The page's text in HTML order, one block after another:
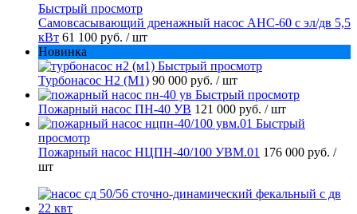
Быстрый просмотр
Самовсасывающий дренажный насос АНС-60 с эл/дв 5,5
кВт 61 100 руб. / шт
Новинка
Быстрый просмотр
Турбонасос Н2 (М1) 90 000 руб. / шт
Быстрый просмотр
Пожарный насос ПН-40 УВ 121 000 руб. / шт
Быстрый
просмотр
Пожарный насос НЦПН-40/100 УВМ.01 176 000 руб. /
шт